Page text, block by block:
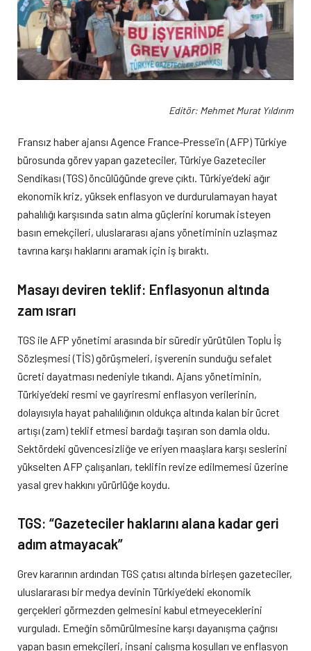
Editör: Mehmet Murat Yıldırım
Fransız haber ajansı Agence France-Presse’in (AFP) Türkiye
bürosunda görev yapan gazeteciler, Türkiye Gazeteciler
Sendikası (TGS) öncülüğünde greve çıktı. Türkiye’deki ağır
ekonomik kriz, yüksek enflasyon ve durdurulamayan hayat
pahalılığı karşısında satın alma güçlerini korumak isteyen
basın emekçileri, uluslararası ajans yönetiminin uzlaşmaz
tavrına karşı haklarını aramak için iş bıraktı.
Masayı deviren teklif: Enflasyonun altında
zam ısrarı
TGS ile AFP yönetimi arasında bir süredir yürütülen Toplu İş
Sözleşmesi (TİS) görüşmeleri, işverenin sunduğu sefalet
ücreti dayatması nedeniyle tıkandı. Ajans yönetiminin,
Türkiye’deki resmi ve gayriresmi enflasyon verilerinin,
dolayısıyla hayat pahalılığının oldukça altında kalan bir ücret
artışı (zam) teklif etmesi bardağı taşıran son damla oldu.
Sektördeki güvencesizliğe ve eriyen maaşlara karşı seslerini
yükselten AFP çalışanları, teklifin revize edilmemesi üzerine
yasal grev hakkını yürürlüğe koydu.
TGS: “Gazeteciler haklarını alana kadar geri
adım atmayacak”
Grev kararının ardından TGS çatısı altında birleşen gazeteciler,
uluslararası bir medya devinin Türkiye’deki ekonomik
gerçekleri görmezden gelmesini kabul etmeyeceklerini
vurguladı. Emeğin sömürülmesine karşı dayanışma çağrısı
yapan basın emekçileri, insani çalışma koşulları ve enflasyon